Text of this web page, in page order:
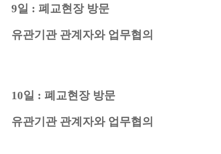
9일 : 폐교현장 방문
유관기관 관계자와 업무협의
10일 : 폐교현장 방문
유관기관 관계자와 업무협의